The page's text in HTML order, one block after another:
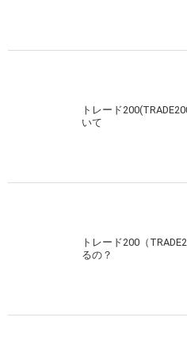
トレード
いて
トレード200（
るの？